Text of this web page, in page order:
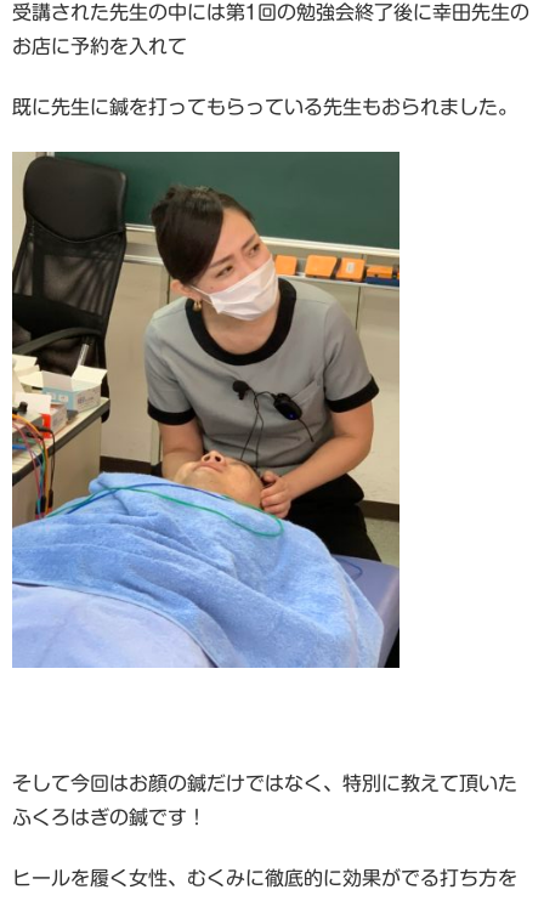
受講された先生の中には第1回の勉強会終了後に幸田先生の
お店に予約を入れて
既に先生に鍼を打ってもらっている先生もおられました。
そして今回はお顔の鍼だけではなく、特別に教えて頂いた
ふくろはぎの鍼です！
ヒールを履く女性、むくみに徹底的に効果がでる打ち方を